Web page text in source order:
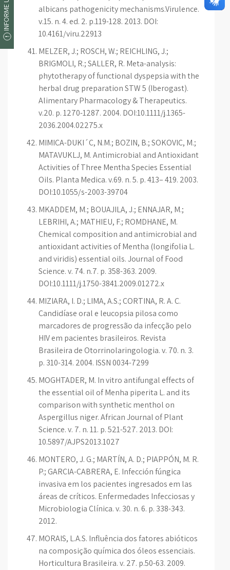
albicans pathogenicity mechanisms.Virulence.
v.15. n. 4. ed. 2. p.119-128. 2013. DOI:
10.4161/viru.22913
MELZER, J.; ROSCH, W.; REICHLING, J.;
BRIGMOLI, R.; SALLER, R. Meta-analysis:
phytotherapy of functional dyspepsia with the
herbal drug preparation STW 5 (Iberogast).
Alimentary Pharmacology & Therapeutics.
v.20. p. 1270-1287. 2004. DOI:10.1111/j.1365-
2036.2004.02275.x
MIMICA-DUKI´C, N.M.; BOZIN, B.; SOKOVIC, M.;
MATAVUKLJ, M. Antimicrobial and Antioxidant
Activities of Three Mentha Species Essential
Oils. Planta Medica. v.69. n. 5. p. 413– 419. 2003.
DOI:10.1055/s-2003-39704
MKADDEM, M.; BOUAJILA, J.; ENNAJAR, M.;
LEBRIHI, A.; MATHIEU, F.; ROMDHANE, M.
Chemical composition and antimicrobial and
antioxidant activities of Mentha (longifolia L.
and viridis) essential oils. Journal of Food
Science. v. 74. n.7. p. 358-363. 2009.
DOI:10.1111/j.1750-3841.2009.01272.x
MIZIARA, I. D.; LIMA, A.S.; CORTINA, R. A. C.
Candidíase oral e leucopsia pilosa como
marcadores de progressão da infecção pelo
HIV em pacientes brasileiros. Revista
Brasileira de Otorrinolaringologia. v. 70. n. 3.
p. 310-314. 2004. ISSN 0034-7299
MOGHTADER, M. In vitro antifungal effects of
the essential oil of Menha piperita L. and its
comparison with synthetic menthol on
Aspergillus niger. African Journal of Plant
Science. v. 7. n. 11. p. 521-527. 2013. DOI:
10.5897/AJPS2013.1027
MONTERO, J. G.; MARTÍN, A. D.; PIAPPÓN, M. R.
P.; GARCIA-CABRERA, E. Infección fúngica
invasiva em los pacientes ingresados em las
áreas de críticos. Enfermedades Infecciosas y
Microbiologia Clínica. v. 30. n. 6. p. 338-343.
2012.
MORAIS, L.A.S. Influência dos fatores abióticos
na composição química dos óleos essenciais.
Horticultura Brasileira. v. 27. p.50-63. 2009.